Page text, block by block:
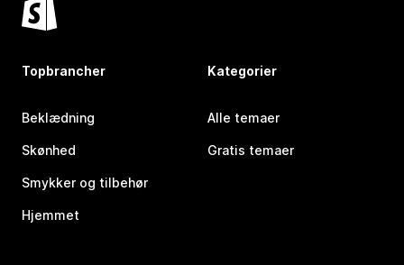
Topbrancher
Beklædning
Skønhed
Smykker og tilbehør
Hjemmet
Kategorier
Alle temaer
Gratis temaer